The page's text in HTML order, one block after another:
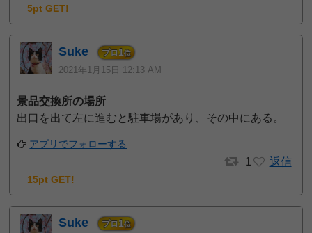
5pt GET!
Suke プロ1位
2021年1月15日 12:13 AM
景品交換所の場所
出口を出て左に進むと駐車場があり、その中にある。
アプリでフォローする
1 返信
15pt GET!
Suke プロ1位